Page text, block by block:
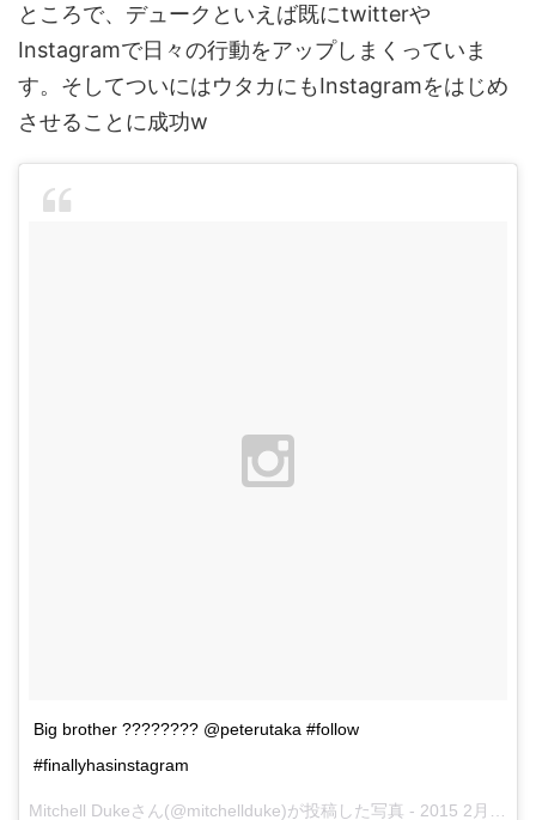
ところで、デュークといえば既にtwitterや
Instagramで日々の行動をアップしまくっていま
す。そしてついにはウタカにもInstagramをはじめ
させることに成功w
Big brother ???????? @peterutaka #follow
#finallyhasinstagram
Mitchell Dukeさん(@mitchellduke)が投稿した写真 - 2015 2月 21 10:37午後 PST